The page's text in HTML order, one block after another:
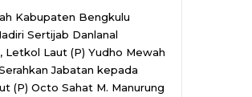
Kabupaten Bengkulu
Sertijab Danlanal
Letkol Laut (P) Yudho Mewah
Jabatan kepada
(P) Octo Sahat M. Manurung